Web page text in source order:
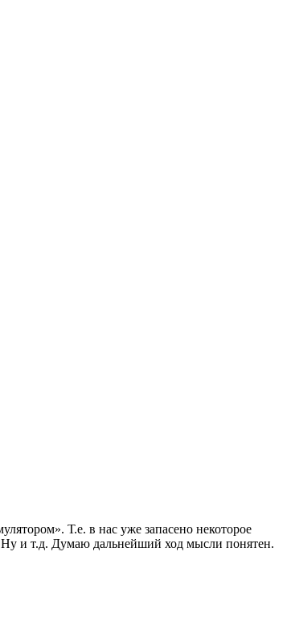
Т.е. в нас уже запасено некоторое
Ну и т.д. Думаю дальнейший ход мысли понятен.